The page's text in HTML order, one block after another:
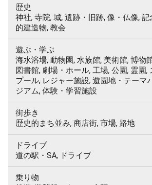
歴史
神社, 寺院, 城, 遺跡・旧跡, 像・仏像, 記
的建造物, 教会
遊ぶ・学ぶ
海水浴場, 動物園, 水族館, 美術館, 博物
図書館, 劇場・ホール, 工場, 公園, 霊園,
プール, レジャー施設, 遊園地・テーマ
ジアム, 体験・学習施設
街歩き
歴史的まち並み, 商店街, 市場, 路地
ドライブ
道の駅・SA, ドライブ
乗り物